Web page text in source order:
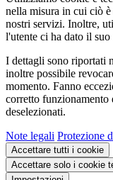
nella misura in cui ciò
nostri servizi. Inoltre,
l'utente ci ha dato il
I dettagli sono riportati
inoltre possibile
momento. Fanno
corretto funzionamento
deselezionati.
Note legali Protezione
Accettare tutti i cookie
Accettare solo i cookie